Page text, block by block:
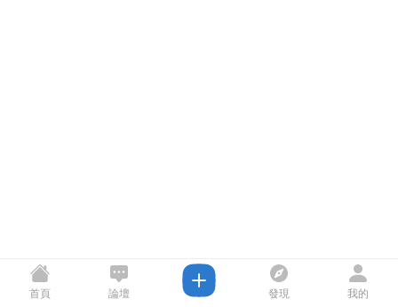
首頁 論壇 發現 我的